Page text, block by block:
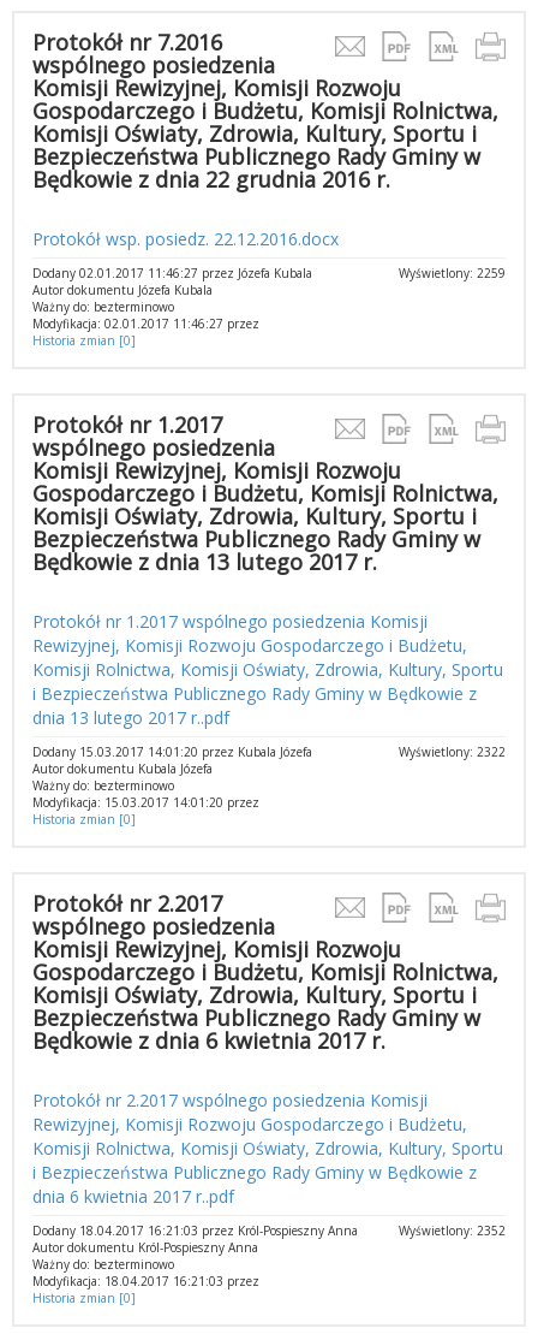
Protokół nr 7.2016
wspólnego posiedzenia
Komisji Rewizyjnej, Komisji Rozwoju
Gospodarczego i Budżetu, Komisji Rolnictwa,
Komisji Oświaty, Zdrowia, Kultury, Sportu i
Bezpieczeństwa Publicznego Rady Gminy w
Będkowie z dnia 22 grudnia 2016 r.
Protokół wsp. posiedz. 22.12.2016.docx
Wyświetlony: 2259
Dodany 02.01.2017 11:46:27 przez Józefa Kubala
Autor dokumentu Józefa Kubala
Ważny do: bezterminowo
Modyfikacja: 02.01.2017 11:46:27 przez
Historia zmian [0]
Protokół nr 1.2017
wspólnego posiedzenia
Komisji Rewizyjnej, Komisji Rozwoju
Gospodarczego i Budżetu, Komisji Rolnictwa,
Komisji Oświaty, Zdrowia, Kultury, Sportu i
Bezpieczeństwa Publicznego Rady Gminy w
Będkowie z dnia 13 lutego 2017 r.
Protokół nr 1.2017 wspólnego posiedzenia Komisji
Rewizyjnej, Komisji Rozwoju Gospodarczego i Budżetu,
Komisji Rolnictwa, Komisji Oświaty, Zdrowia, Kultury, Sportu
i Bezpieczeństwa Publicznego Rady Gminy w Będkowie z
dnia 13 lutego 2017 r..pdf
Wyświetlony: 2322
Dodany 15.03.2017 14:01:20 przez Kubala Józefa
Autor dokumentu Kubala Józefa
Ważny do: bezterminowo
Modyfikacja: 15.03.2017 14:01:20 przez
Historia zmian [0]
Protokół nr 2.2017
wspólnego posiedzenia
Komisji Rewizyjnej, Komisji Rozwoju
Gospodarczego i Budżetu, Komisji Rolnictwa,
Komisji Oświaty, Zdrowia, Kultury, Sportu i
Bezpieczeństwa Publicznego Rady Gminy w
Będkowie z dnia 6 kwietnia 2017 r.
Protokół nr 2.2017 wspólnego posiedzenia Komisji
Rewizyjnej, Komisji Rozwoju Gospodarczego i Budżetu,
Komisji Rolnictwa, Komisji Oświaty, Zdrowia, Kultury, Sportu
i Bezpieczeństwa Publicznego Rady Gminy w Będkowie z
dnia 6 kwietnia 2017 r..pdf
Wyświetlony: 2352
Dodany 18.04.2017 16:21:03 przez Król-Pospieszny Anna
Autor dokumentu Król-Pospieszny Anna
Ważny do: bezterminowo
Modyfikacja: 18.04.2017 16:21:03 przez
Historia zmian [0]